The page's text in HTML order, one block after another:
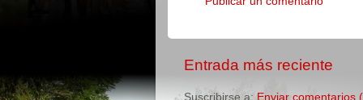
Entrada más reciente
Suscribirse a: Enviar comentarios